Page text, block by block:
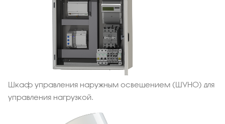
Шкаф управления наружным освещением (ШУНО) для
управления нагрузкой.